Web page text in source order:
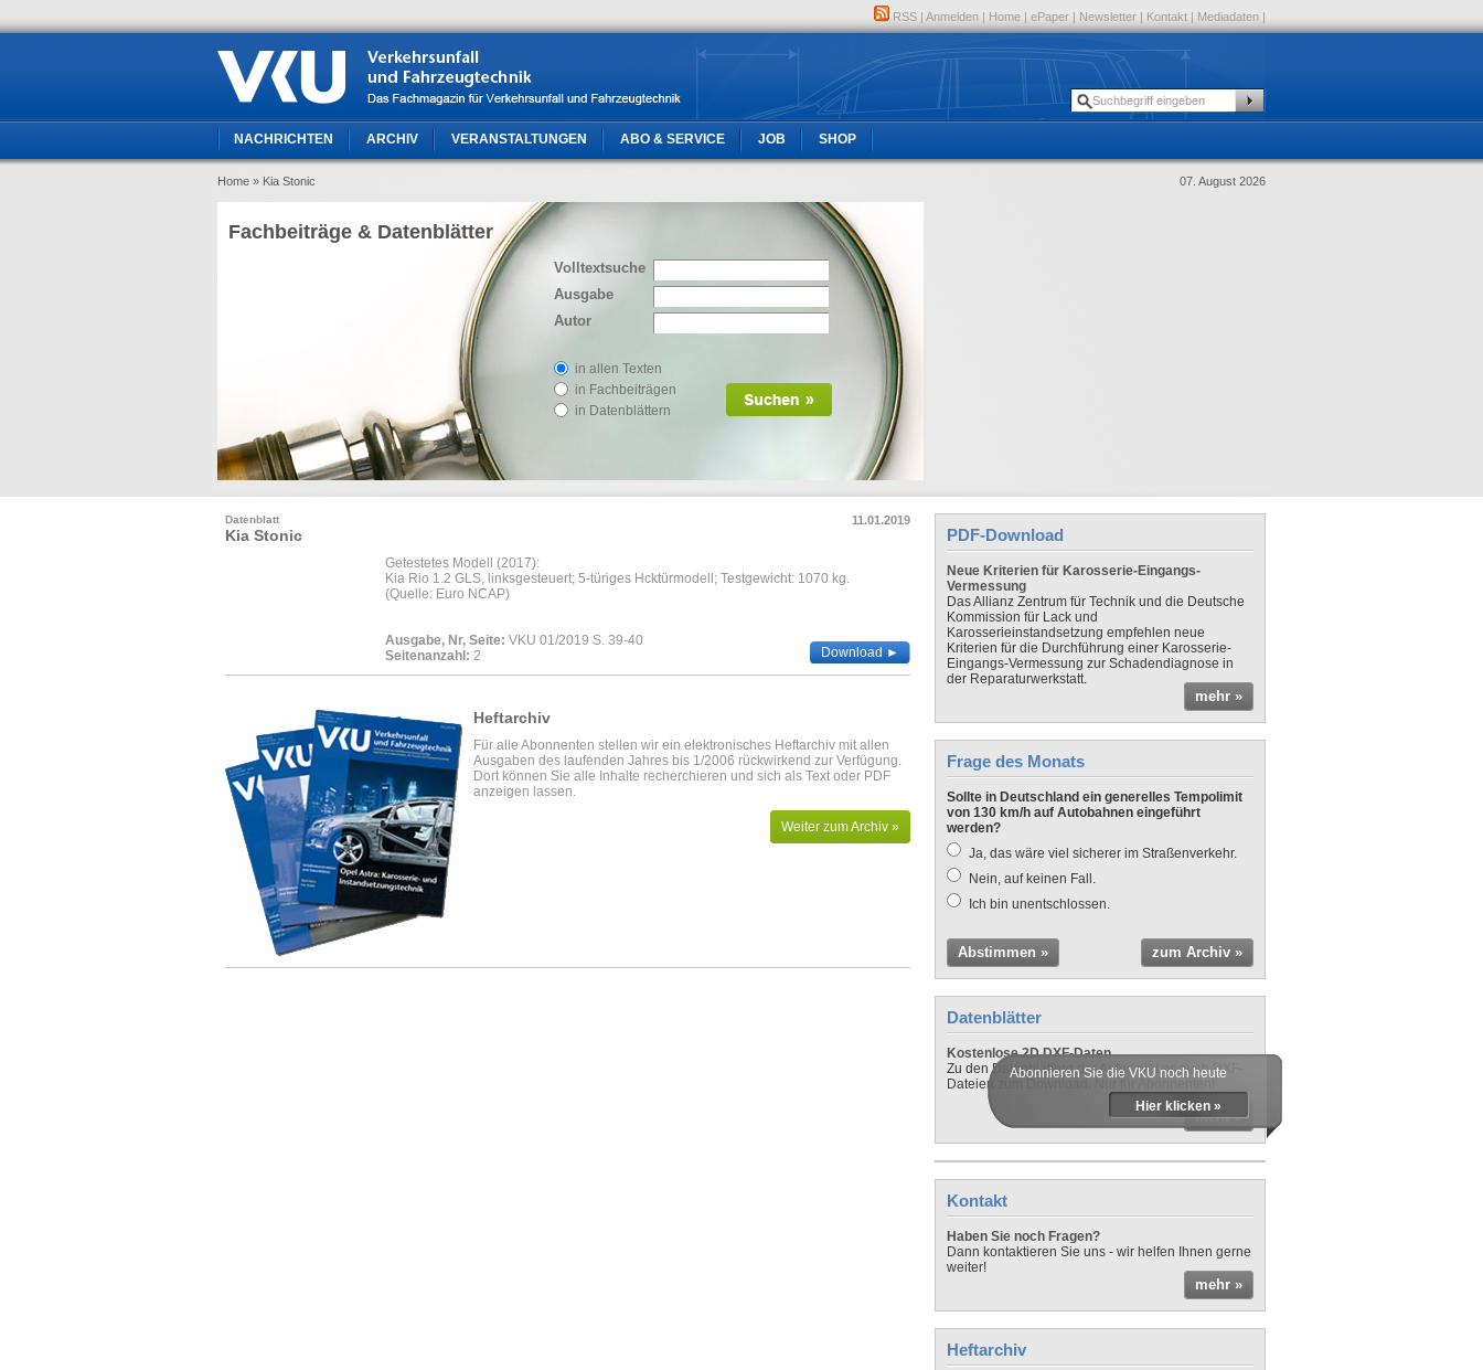
RSS | Anmelden | Home | ePaper | Newsletter | Kontakt | Mediadaten |
NACHRICHTEN ARCHIV VERANSTALTUNGEN ABO & SERVICE JOB SHOP
Home » Kia Stonic 07. August 2026
Volltextsuche
Ausgabe
Autor
in allen Texten
in Fachbeiträgen
in Datenblättern
Fachbeiträge & Datenblätter
11.01.2019
Datenblatt
Kia Stonic
Getestetes Modell (2017):
Kia Rio 1.2 GLS, linksgesteuert; 5-türiges Hcktürmodell; Testgewicht: 1070 kg.
(Quelle: Euro NCAP)
Ausgabe, Nr, Seite: VKU 01/2019 S. 39-40
Seitenanzahl: 2 Download ►
Heftarchiv
Für alle Abonnenten stellen wir ein elektronisches Heftarchiv mit allen
Ausgaben des laufenden Jahres bis 1/2006 rückwirkend zur Verfügung.
Dort können Sie alle Inhalte recherchieren und sich als Text oder PDF
anzeigen lassen.
Weiter zum Archiv »
PDF-Download
Neue Kriterien für Karosserie-Eingangs-
Vermessung
Das Allianz Zentrum für Technik und die Deutsche
Kommission für Lack und
Karosserieinstandsetzung empfehlen neue
Kriterien für die Durchführung einer Karosserie-
Eingangs-Vermessung zur Schadendiagnose in
der Reparaturwerkstatt.
mehr »
Frage des Monats
Sollte in Deutschland ein generelles Tempolimit
von 130 km/h auf Autobahnen eingeführt
werden?
Ja, das wäre viel sicherer im Straßenverkehr.
Nein, auf keinen Fall.
Ich bin unentschlossen.
Abstimmen » zum Archiv »
Datenblätter
Kostenlose 2D DXF-Daten
Zu den Datenblättern der Autos gibt es auch DXF-
Dateien zum Download. Nur für Abonnenten!
mehr »
Abonnieren Sie die VKU noch heute
Hier klicken »
Kontakt
Haben Sie noch Fragen?
Dann kontaktieren Sie uns - wir helfen Ihnen gerne
weiter!
mehr »
Heftarchiv